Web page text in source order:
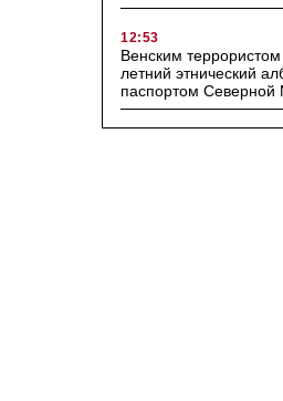
12:53
Венским
летний этнический
паспортом Северной